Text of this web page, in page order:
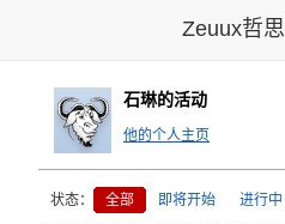
Zeuux哲思
石琳的活动
他的个人主页
状态： 全部 即将开始 进行中